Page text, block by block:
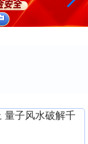
量子风水破解千